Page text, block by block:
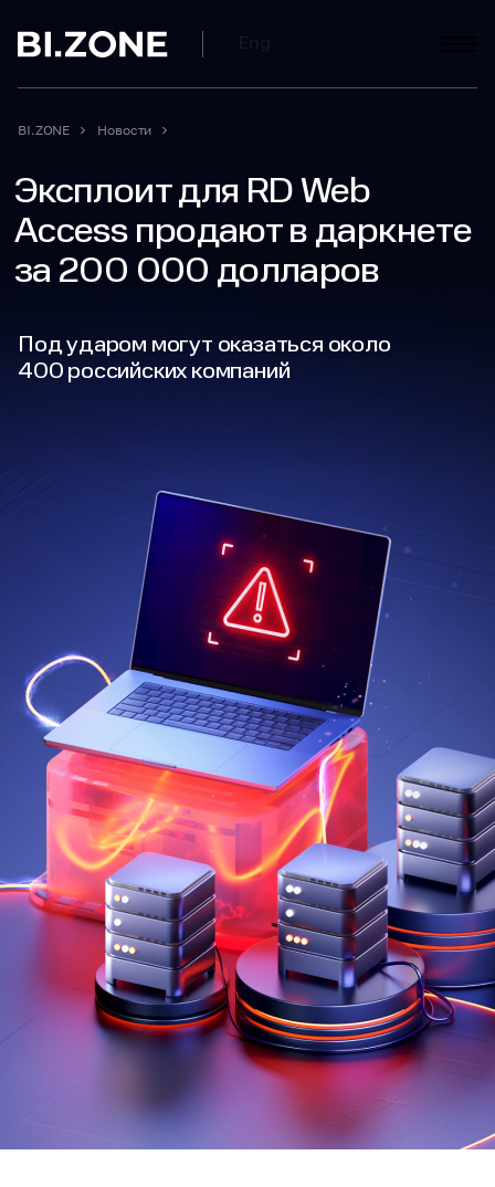
BI.ZONE Новости
Эксплоит для RD Web
Access продают в даркнете
за 200 000 долларов
Под ударом могут оказаться около
400 российских компаний